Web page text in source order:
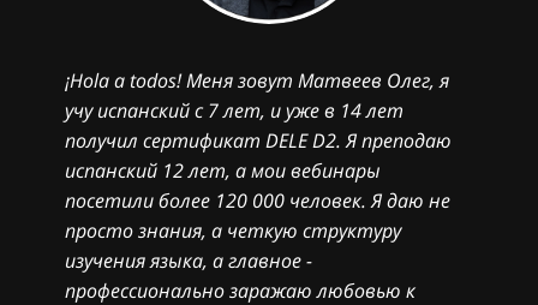
¡Hola a todos! Меня зовут Матвеев Олег, я
учу испанский с 7 лет, и уже в 14 лет
получил сертификат DELE D2. Я преподаю
испанский 12 лет, а мои вебинары
посетили более 120 000 человек. Я даю не
просто знания, а четкую структуру
изучения языка, а главное -
профессионально заражаю любовью к